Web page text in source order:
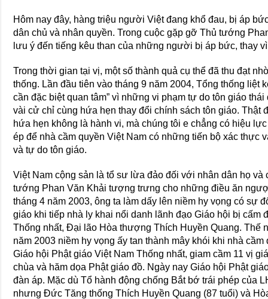
Hôm nay đây, hàng triệu người Việt đang khổ đau, bị áp
dân chủ và nhân quyền. Trong cuộc gặp gỡ Thủ tướng
lưu ý đến tiếng kêu than của những người bị áp bức, thay
Trong thời gian tại vị, một số thành quả cụ thể đã thu đạt
thống. Lần đầu tiên vào tháng 9 năm 2004, Tổng thống liệt
cần đặc biệt quan tâm” vì những vi phạm tự do tôn giáo
vài cử chỉ cùng hứa hẹn thay đổi chính sách tôn giáo.
hứa hẹn không là hành vi, mà chúng tôi e chẳng có hiệu
ép để nhà cầm quyền Việt Nam có những tiến bộ xác thực
và tự do tôn giáo.
Việt Nam cộng sản là tổ sư lừa đảo đối với nhân dân họ và
tướng Phan Văn Khải tượng trưng cho những điều ăn
tháng 4 năm 2003, ông ta làm dấy lên niềm hy vọng có sự
giáo khi tiếp nhà ly khai nổi danh lãnh đạo Giáo hội bị cấm
Thống nhất, Ðại lão Hòa thượng Thích Huyền Quang. Thế
năm 2003 niềm hy vọng ấy tan thành mây khói khi nhà
Giáo hội Phật giáo Việt Nam Thống nhất, giam cầm 11 vị
chùa và hăm dọa Phật giáo đồ. Ngày nay Giáo hội Phật
đàn áp. Mặc dù Tổ hành động chống Bắt bớ trái phép của
nhưng Ðức Tăng thống Thích Huyền Quang (87 tuổi) và